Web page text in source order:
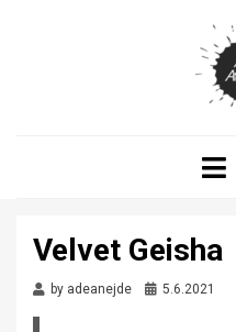
Velvet Geisha
by adeanejde 5.6.2021